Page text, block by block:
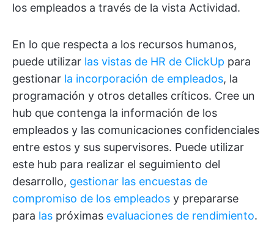
los empleados a través de la vista Actividad.
En lo que respecta a los recursos humanos,
puede utilizar las vistas de HR de ClickUp para
gestionar la incorporación de empleados, la
programación y otros detalles críticos. Cree un
hub que contenga la información de los
empleados y las comunicaciones confidenciales
entre estos y sus supervisores. Puede utilizar
este hub para realizar el seguimiento del
desarrollo, gestionar las encuestas de
compromiso de los empleados y prepararse
para las próximas evaluaciones de rendimiento.